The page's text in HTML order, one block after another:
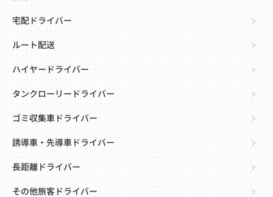
宅配ドライバー
ルート配送
ハイヤードライバー
タンクローリードライバー
ゴミ収集車ドライバー
誘導車・先導車ドライバー
長距離ドライバー
その他旅客ドライバー